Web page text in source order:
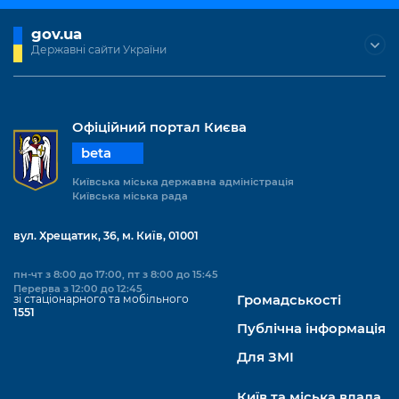
Підприємства, установи, організації
Kyiv International Relations
Річні звіти
Гендерна політика
Безбар'єрність
Київська міська військова адміністрація
Міський застосунок Київ Цифровий
Важливе під час воєнного стану
Уряд» – місцевий рівень»
Важливе під час воєнного стану
Портал даних Києва
gov.ua
Державні сайти України
Офіційний портал Києва
beta
Київська міська державна адміністрація
Київська міська рада
вул. Хрещатик, 36, м. Київ, 01001
пн-чт з 8:00 до 17:00, пт з 8:00 до 15:45
Перерва з 12:00 до 12:45
зі стаціонарного та мобільного
1551
Громадськості
Публічна інформація
Для ЗМІ